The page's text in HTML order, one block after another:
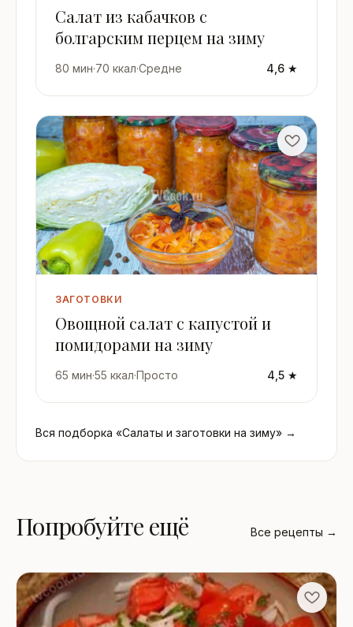
Салат из кабачков с
болгарским перцем на зиму
80 мин·70 ккал·Средне 4,6 ★
ЗАГОТОВКИ
Овощной салат с капустой и
помидорами на зиму
65 мин·55 ккал·Просто 4,5 ★
Вся подборка «Салаты и заготовки на зиму» →
Попробуйте ещё Все рецепты →